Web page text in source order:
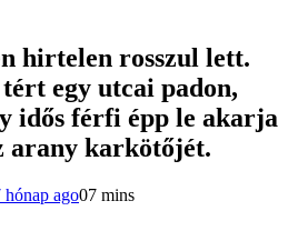
hirtelen rosszul lett.
egy utcai padon,
idős férfi épp le akarja
arany karkötőjét.
hónap ago07 mins